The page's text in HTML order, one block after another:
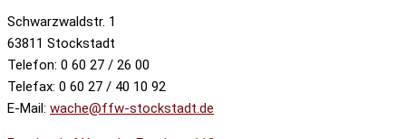
Schwarzwaldstr. 1
63811 Stockstadt
Telefon: 0 60 27 / 26 00
Telefax: 0 60 27 / 40 10 92
E-Mail: wache@ffw-stockstadt.de